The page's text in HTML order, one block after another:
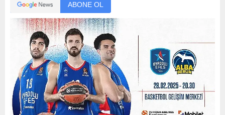
ABONE OL